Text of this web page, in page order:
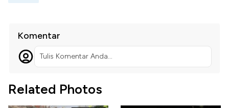
Komentar
Tulis Komentar Anda...
Related Photos